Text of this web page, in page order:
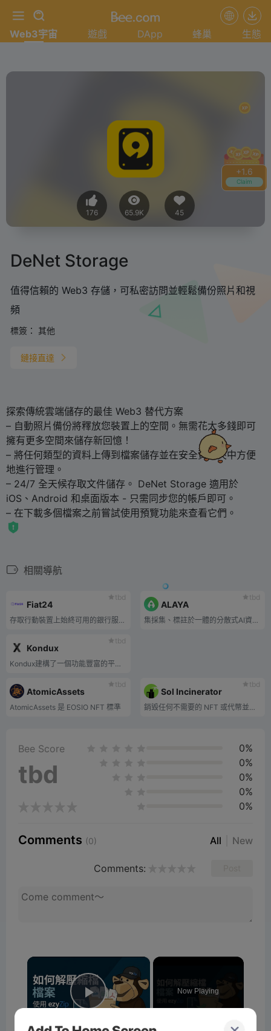
+1.6
Claim
Web3宇宙 遊戲 DApp 蜂巢 生態
176 65.9K 45
DeNet Storage
值得信賴的 Web3 存儲，可私密訪問並輕鬆備份照片和視
頻
標簽： 其他
鏈接直達
探索傳統雲端儲存的最佳 Web3 替代方案
– 自動照片備份將釋放您裝置上的空間。無需花太多錢即可
擁有更多空間來儲存新回憶！
– 將任何類型的資料上傳到檔案儲存並在安全資料夾中方便
地進行管理。
– 24/7 全天候存取文件儲存。 DeNet Storage 適用於
iOS、Android 和桌面版本 - 只需同步您的帳戶即可。
– 在下載多個檔案之前嘗試使用預覽功能來查看它們。
相關導航
tbd
Fiat24
存取行動裝置上始終可用的銀行服務，並享受第一個完全基於區塊鏈構建的核心銀行系統。
tbd
ALAYA
集採集、標註於一體的分散式AI資料平台。
tbd
Kondux
Kondux建構了一個功能豐富的平台，將區塊鏈技術與3D資產結合，使用戶能夠查看、創建和部署數位資產。
tbd
AtomicAssets
AtomicAssets 是 EOSIO NFT 標準
tbd
Sol Incinerator
銷毀任何不需要的 NFT 或代幣並收回租金
Bee Score
tbd
0%
0%
0%
0%
0%
Comments (0) All New
Comments:
×
Play Video
Now Playing